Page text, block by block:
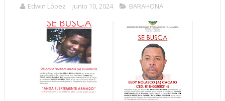
Edwin López junio 10, 2024 BARAHONA